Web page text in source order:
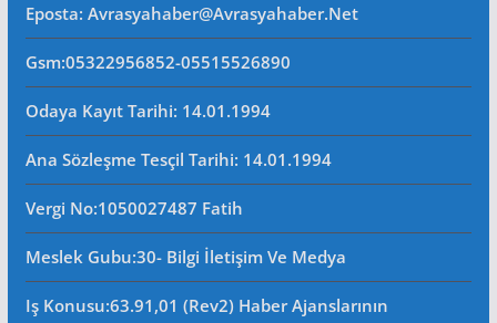
Eposta: Avrasyahaber@avrasyahaber.net
Gsm:05322956852-05515526890
Odaya Kayıt Tarihi: 14.01.1994
Ana Sözleşme Tesçil Tarihi: 14.01.1994
Vergi No:1050027487 Fatih
Meslek Gubu:30- Bilgi İletişim Ve Medya
Iş Konusu:63.91,01 (Rev2) Haber Ajanslarının